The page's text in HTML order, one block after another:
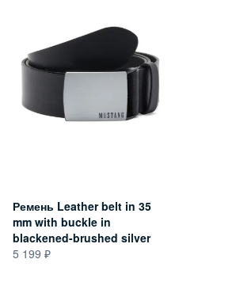
Ремень Leather belt in 35
mm with buckle in
blackened-brushed silver
5 199